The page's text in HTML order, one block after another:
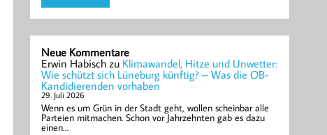
Neue Kommentare
Erwin Habisch zu Klimawandel, Hitze und Unwetter:
Wie schützt sich Lüneburg künftig? – Was die OB-
Kandidierenden vorhaben
29. Juli 2026
Wenn es um Grün in der Stadt geht, wollen scheinbar alle
Parteien mitmachen. Schon vor Jahrzehnten gab es dazu
einen…